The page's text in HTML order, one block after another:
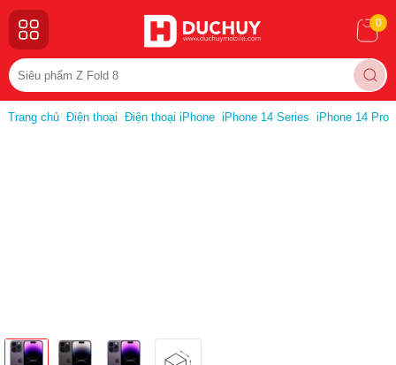
0
Trang chủ Điện thoại Điện thoại iPhone iPhone 14 Series iPhone 14 Pro